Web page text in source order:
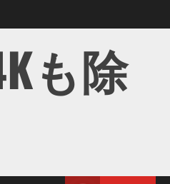
も除